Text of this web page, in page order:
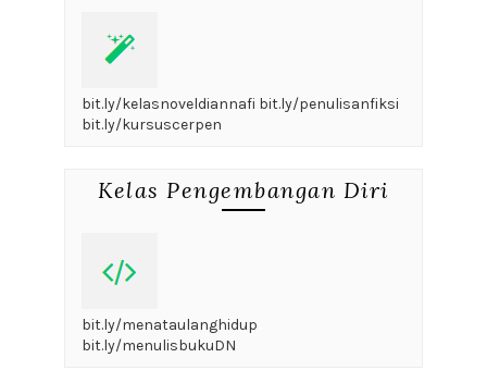
bit.ly/kelasnoveldiannafi bit.ly/penulisanfiksi
bit.ly/kursuscerpen
Kelas Pengembangan Diri
bit.ly/menataulanghidup
bit.ly/menulisbukuDN